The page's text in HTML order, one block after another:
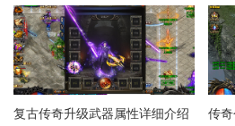
复古传奇升级武器属性详细介绍 传